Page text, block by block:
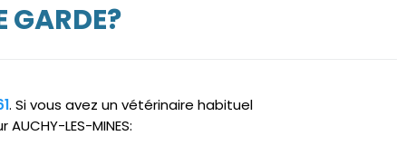
GARDE?
. Si vous avez un vétérinaire habituel
LES-MINES: